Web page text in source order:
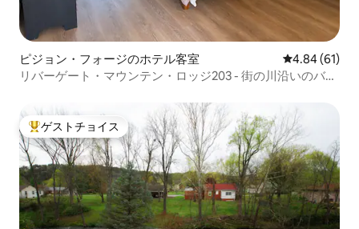
ピジョン・フォージのホテル客室 レビュー61
4.84 (61)
リバーゲート・マウンテン・ロッジ203 - 街の川沿いのバル
大好評のゲストチョイスです。
ゲストチョイス